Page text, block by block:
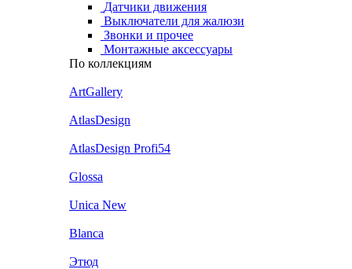
Датчики движения
Выключатели для жалюзи
Звонки и прочее
Монтажные аксессуары
По коллекциям
ArtGallery
AtlasDesign
AtlasDesign Profi54
Glossa
Unica New
Blanca
Этюд